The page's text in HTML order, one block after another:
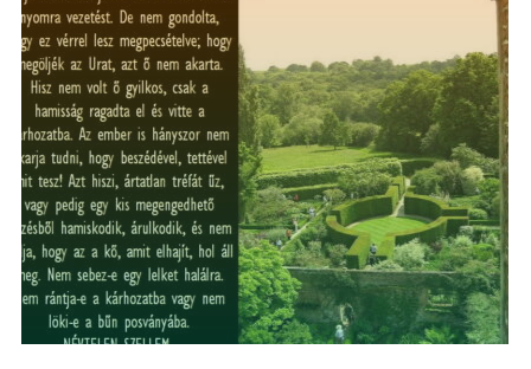
Szellemtől
18."